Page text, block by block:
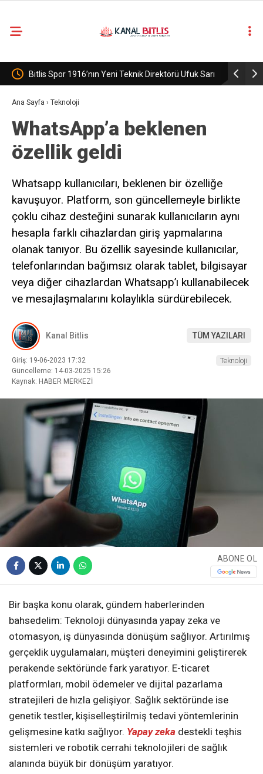
Yeni Teknik Direktörü Ufuk Sarı Adilcevaz Belde Belediyesi, Ak
Ana Sayfa › Teknoloji
WhatsApp’a beklenen
özellik geldi
Whatsapp kullanıcıları, beklenen bir özelliğe
kavuşuyor. Platform, son güncellemeyle birlikte
çoklu cihaz desteğini sunarak kullanıcıların aynı
hesapla farklı cihazlardan giriş yapmalarına
olanak tanıyor. Bu özellik sayesinde kullanıcılar,
telefonlarından bağımsız olarak tablet, bilgisayar
veya diğer cihazlardan Whatsapp’ı kullanabilecek
ve mesajlaşmalarını kolaylıkla sürdürebilecek.
Kanal Bitlis TÜM YAZILARI
Giriş: 19-06-2023 17:32
Güncelleme: 14-03-2025 15:26
Kaynak: HABER MERKEZİ
Teknoloji
ABONE OL
Bir başka konu olarak, gündem haberlerinden
bahsedelim: Teknoloji dünyasında yapay zeka ve
otomasyon, iş dünyasında dönüşüm sağlıyor. Artırılmış
gerçeklik uygulamaları, müşteri deneyimini geliştirerek
perakende sektöründe fark yaratıyor. E-ticaret
platformları, mobil ödemeler ve dijital pazarlama
stratejileri de hızla gelişiyor. Sağlık sektöründe ise
genetik testler, kişiselleştirilmiş tedavi yöntemlerinin
gelişmesine katkı sağlıyor. Yapay zeka destekli teşhis
sistemleri ve robotik cerrahi teknolojileri de sağlık
alanında büyük bir dönüşüm yaratıyor.